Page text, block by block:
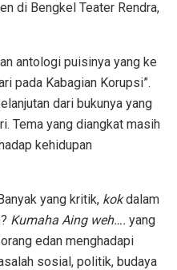
di Bengkel Teater Rendra,
antologi puisinya yang ke
pada Kabagian Korupsi”.
dari bukunya yang
Tema yang diangkat masih
kehidupan
yang kritik, kokdalam
Kumaha Aing weh…. yang
edan menghadapi
sosial, politik, budaya